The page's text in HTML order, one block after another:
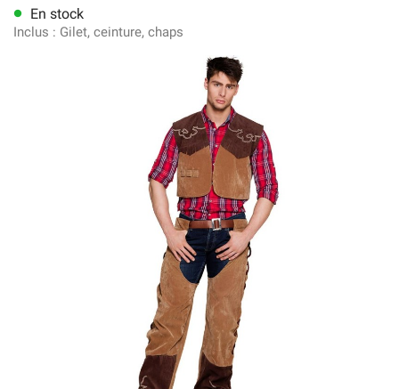
lens En stock
Inclus : Gilet, ceinture, chaps